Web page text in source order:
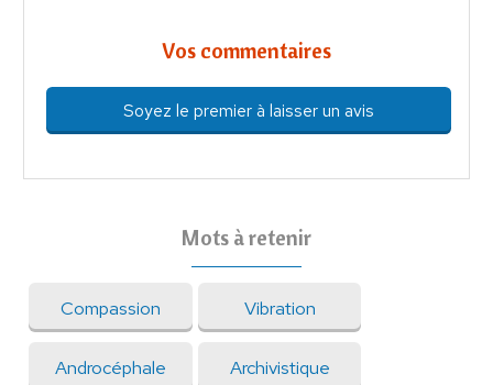
Vos commentaires
Soyez le premier à laisser un avis
Mots à retenir
Compassion Vibration
Androcéphale Archivistique